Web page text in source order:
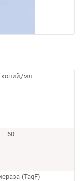
копий/мл
60
(TaqF)